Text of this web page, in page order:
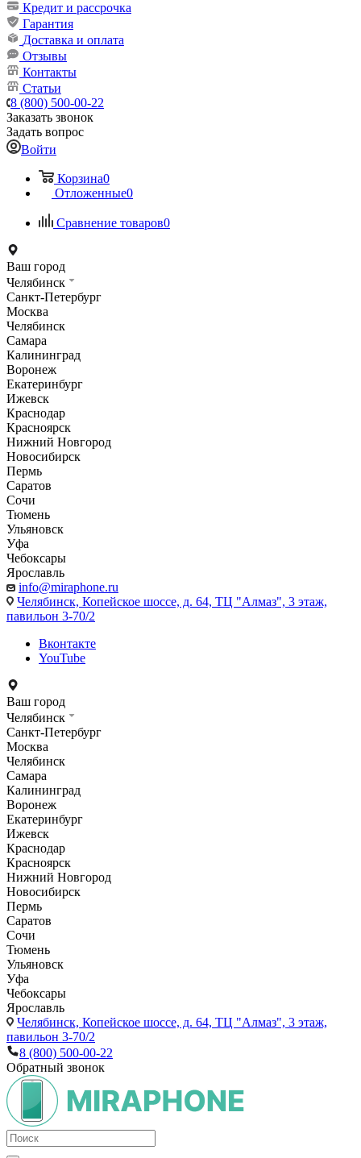
Кредит и рассрочка
Гарантия
Доставка и оплата
Отзывы
Контакты
Статьи
8 (800) 500-00-22
Заказать звонок
Задать вопрос
Войти
Корзина0
Отложенные0
Сравнение товаров0
Ваш город
Челябинск
Санкт-Петербург
Москва
Челябинск
Самара
Калининград
Воронеж
Екатеринбург
Ижевск
Краснодар
Красноярск
Нижний Новгород
Новосибирск
Пермь
Саратов
Сочи
Тюмень
Ульяновск
Уфа
Чебоксары
Ярославль
info@miraphone.ru
Челябинск, Копейское шоссе, д. 64, ТЦ "Алмаз", 3 этаж,
павильон 3-70/2
Вконтакте
YouTube
Ваш город
Челябинск
Санкт-Петербург
Москва
Челябинск
Самара
Калининград
Воронеж
Екатеринбург
Ижевск
Краснодар
Красноярск
Нижний Новгород
Новосибирск
Пермь
Саратов
Сочи
Тюмень
Ульяновск
Уфа
Чебоксары
Ярославль
Челябинск, Копейское шоссе, д. 64, ТЦ "Алмаз", 3 этаж,
павильон 3-70/2
8 (800) 500-00-22
Обратный звонок